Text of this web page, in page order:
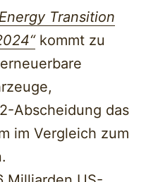
Energy Transition
kommt zu
Abscheidung das
im Vergleich zum